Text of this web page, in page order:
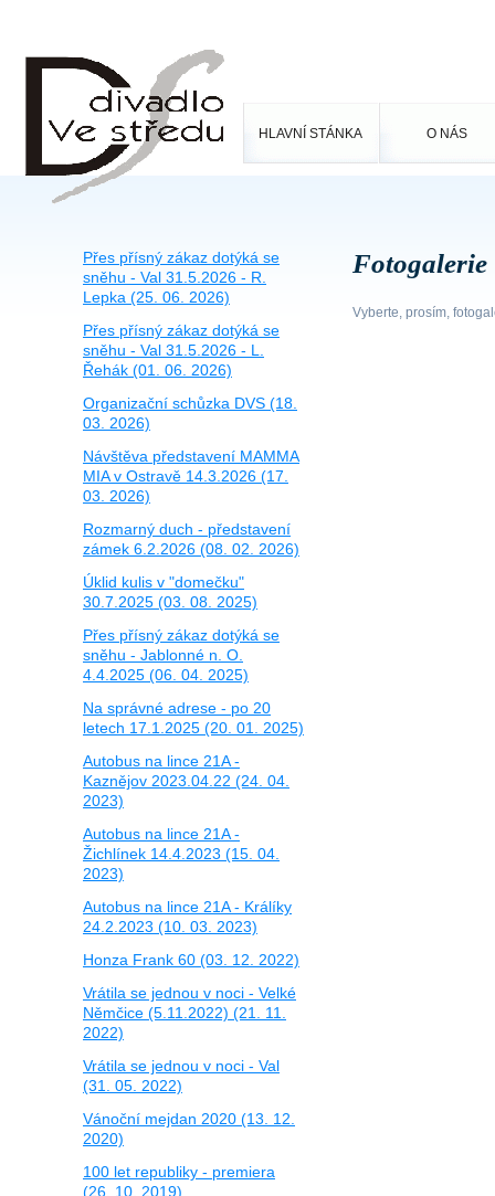
HLAVNÍ STÁNKA O NÁS
Přes přísný zákaz dotýká se
sněhu - Val 31.5.2026 - R.
Lepka (25. 06. 2026)
Přes přísný zákaz dotýká se
sněhu - Val 31.5.2026 - L.
Řehák (01. 06. 2026)
Organizační schůzka DVS (18.
03. 2026)
Návštěva představení MAMMA
MIA v Ostravě 14.3.2026 (17.
03. 2026)
Rozmarný duch - představení
zámek 6.2.2026 (08. 02. 2026)
Úklid kulis v "domečku"
30.7.2025 (03. 08. 2025)
Přes přísný zákaz dotýká se
sněhu - Jablonné n. O.
4.4.2025 (06. 04. 2025)
Na správné adrese - po 20
letech 17.1.2025 (20. 01. 2025)
Autobus na lince 21A -
Kaznějov 2023.04.22 (24. 04.
2023)
Autobus na lince 21A -
Žichlínek 14.4.2023 (15. 04.
2023)
Autobus na lince 21A - Králíky
24.2.2023 (10. 03. 2023)
Honza Frank 60 (03. 12. 2022)
Vrátila se jednou v noci - Velké
Němčice (5.11.2022) (21. 11.
2022)
Vrátila se jednou v noci - Val
(31. 05. 2022)
Vánoční mejdan 2020 (13. 12.
2020)
100 let republiky - premiera
(26. 10. 2019)
Fotogalerie
Vyberte, prosím,